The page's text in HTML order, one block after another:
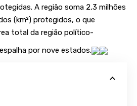
A região soma 2,3 milhões
(km²) protegidos, o que
total da região político-
por nove estados.